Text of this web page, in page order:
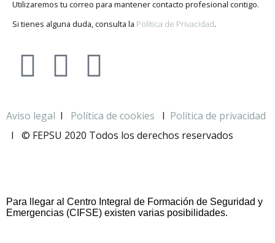
Utilizaremos tu correo para mantener contacto profesional contigo.
Si tienes alguna duda, consulta la Política de Privacidad.
Aviso legal I Política de cookies I Política de privacidad
I © FEPSU 2020 Todos los derechos reservados
Para llegar al Centro Integral de Formación de Seguridad y
Emergencias (CIFSE) existen varias posibilidades.